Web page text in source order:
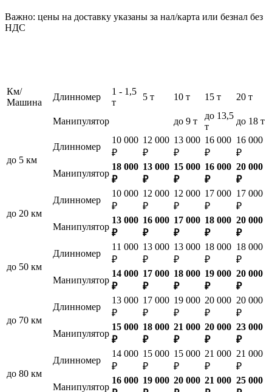
Важно: цены на доставку указаны за нал/карта или безнал без
НДС
Км/
Машина
Длинномер
1 - 1,5
т
5 т 10 т 15 т 20 т
Манипулятор до 9 т
до 13,5
т
до 18 т
до 5 км
Длинномер
10 000
₽
12 000
₽
13 000
₽
16 000
₽
16 000
₽
Манипулятор
18 000
₽
13 000
₽
15 000
₽
16 000
₽
20 000
₽
до 20 км
Длинномер
10 000
₽
12 000
₽
12 000
₽
17 000
₽
17 000
₽
Манипулятор
13 000
₽
16 000
₽
17 000
₽
18 000
₽
20 000
₽
до 50 км
Длинномер
11 000
₽
13 000
₽
13 000
₽
18 000
₽
18 000
₽
Манипулятор
14 000
₽
17 000
₽
18 000
₽
19 000
₽
20 000
₽
до 70 км
Длинномер
13 000
₽
17 000
₽
19 000
₽
20 000
₽
20 000
₽
Манипулятор
15 000
₽
18 000
₽
21 000
₽
20 000
₽
23 000
₽
до 80 км
Длинномер
14 000
₽
15 000
₽
15 000
₽
21 000
₽
21 000
₽
Манипулятор
16 000 19 000 20 000 21 000 25 000